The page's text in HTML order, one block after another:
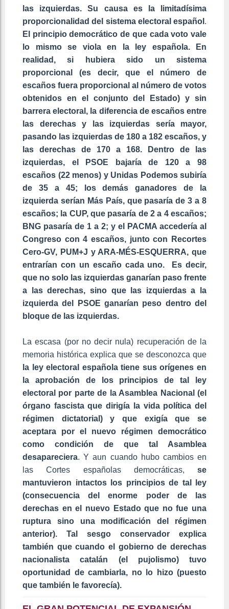
las izquierdas. Su causa es la limitadísima
proporcionalidad del sistema electoral español .
El principio democrático de que cada voto vale
lo mismo se viola en la ley española. En
realidad, si hubiera sido un sistema
proporcional (es decir, que el número de
escaños fuera proporcional al número de votos
obtenidos en el conjunto del Estado) y sin
barrera electoral, la diferencia de escaños entre
las derechas y las izquierdas sería mayor,
pasando las izquierdas de 180 a 182 escaños, y
las derechas de 170 a 168. Dentro de las
izquierdas, el PSOE bajaría de 120 a 98
escaños (22 menos) y Unidas Podemos subiría
de 35 a 45; los demás ganadores de la
izquierda serían Más País, que pasaría de 3 a 8
escaños; la CUP, que pasaría de 2 a 4 escaños;
BNG pasaría de 1 a 2; y el PACMA accedería al
Congreso con 4 escaños, junto con Recortes
Cero-GV, PUM+J y ARA-MÉS-ESQUERRA, que
entrarían con un escaño cada uno. Es decir,
que no solo las izquierdas ganarían paso frente
a las derechas, sino que las izquierdas a la
izquierda del PSOE ganarían peso dentro del
bloque de las izquierdas.
La escasa (por no decir nula) recuperación de la
memoria histórica explica que se desconozca que
la ley electoral española tiene sus orígenes en
la aprobación de los principios de tal ley
electoral por parte de la Asamblea Nacional (el
órgano fascista que dirigía la vida política del
régimen dictatorial) y que exigía que se
aceptara por el nuevo régimen democrático
como condición de que tal Asamblea
desapareciera. Y aun cuando hubo cambios en
las Cortes españolas democráticas, se
mantuvieron intactos los principios de tal ley
(consecuencia del enorme poder de las
derechas en el nuevo Estado que no fue una
ruptura sino una modificación del régimen
anterior). Tal sesgo conservador explica
también que cuando el gobierno de derechas
nacionalista catalán (el pujolismo) tuvo
oportunidad de cambiarla, no lo hizo (puesto
que también le favorecía).